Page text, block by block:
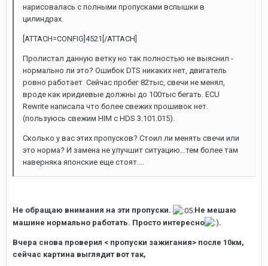
нарисовалась с полными пропусками вспышки в
цилиндрах.
[ATTACH=CONFIG]4521[/ATTACH]
Пролистал данную ветку но так полностью не выяснил -
нормально ли это? Ошибок DTS никаких нет, двигатель
ровно работает. Сейчас пробег 82тыс, свечи не менял,
вроде как иридиевые должны до 100тыс бегать. ECU
Rewrite написала что более свежих прошивок нет.
(пользуюсь свежим HIM с HDS 3.101.015).
Сколько у вас этих пропусков? Стоил ли менять свечи или
это норма? И замена не улучшит ситуацию…тем более там
наверняка японские еще стоят….
Не обращаю внимания на эти пропуски.
Не мешаю
машине нормально работать. Просто интересно
.
Вчера снова проверил < пропуски зажигания> после 10км,
сейчас картина выглядит вот так,